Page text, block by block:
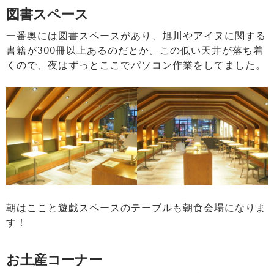
図書スペース
一番奥には図書スペースがあり、旭川やアイヌに関する
書籍が300冊以上あるのだとか。この低い天井が落ち着
くので、夜はずっとここでパソコン作業をしてました。
朝はここと遊戯スペースのテーブルも朝食会場になりま
す！
お土産コーナー